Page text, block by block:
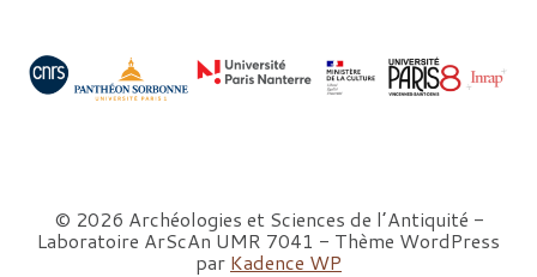
© 2026 Archéologies et Sciences de l’Antiquité -
Laboratoire ArScAn UMR 7041 - Thème WordPress
par Kadence WP